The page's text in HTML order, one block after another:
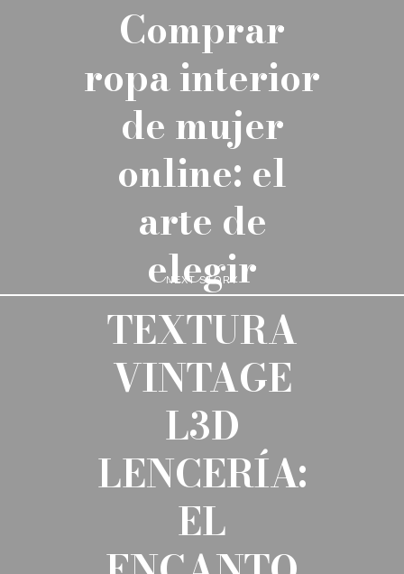
Comprar
ropa interior
de mujer
online: el
arte de
elegir
NEXT STORY
TEXTURA
VINTAGE
L3D
LENCERÍA:
EL